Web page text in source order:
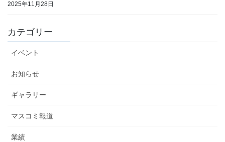
2025年11月28日
カテゴリー
イベント
お知らせ
ギャラリー
マスコミ報道
業績